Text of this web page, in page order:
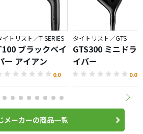
イトリスト／T-SERIES
ブラックベイ
ー アイアン
0.0
タイトリスト／GTS
GTS300 ミニドラ
イバー
0.0
メーカーの商品一覧